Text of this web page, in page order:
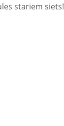
stariem siets!